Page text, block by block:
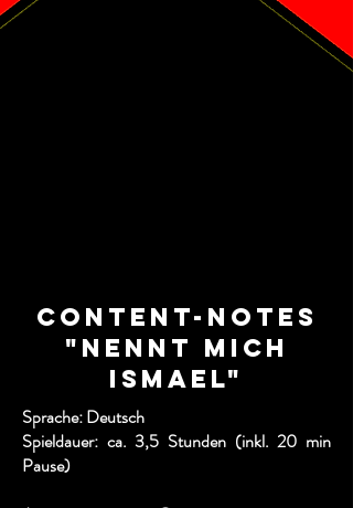
Content-Notes
"Nennt mich
Ismael"
Sprache: Deutsch
Spieldauer: ca. 3,5 Stunden (inkl. 20 min
Pause)